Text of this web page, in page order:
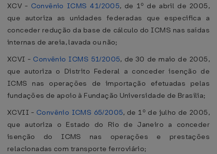
XCV - Convênio ICMS 41/2005, de 1º de abril de 2005,
que autoriza as unidades federadas que especifica a
conceder redução da base de cálculo do ICMS nas saídas
internas de areia, lavada ou não;
XCVI - Convênio ICMS 51/2005, de 30 de maio de 2005,
que autoriza o Distrito Federal a conceder isenção de
ICMS nas operações de importação efetuadas pelas
fundações de apoio à Fundação Universidade de Brasília;
XCVII - Convênio ICMS 65/2005, de 1º de julho de 2005,
que autoriza o Estado do Rio de Janeiro a conceder
isenção do ICMS nas operações e prestações
relacionadas com transporte ferroviário;